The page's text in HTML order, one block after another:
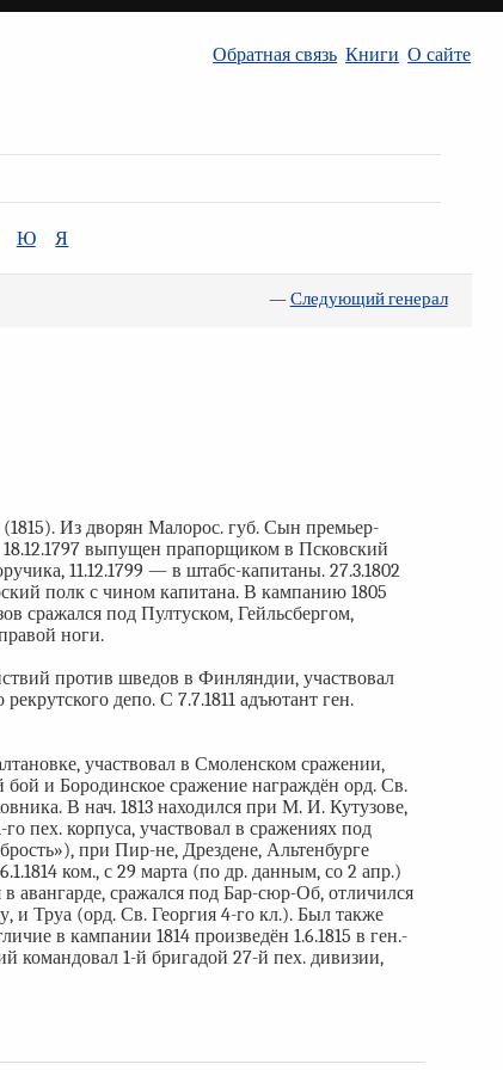
Обратная связь Книги О сайте
Ю Я
—Следующий генерал
Из дворян Малорос. губ. Сын премьер-
выпущен прапорщиком в Псковский
11.12.1799 — в штабс-капитаны. 27.3.1802
полк с чином капитана. В кампанию 1805
сражался под Пултуском, Гейльсбергом,
ноги.
против шведов в Финляндии, участвовал
депо. С 7.7.1811 адъютант ген.
участвовал в Смоленском сражении,
и Бородинское сражение награждён орд. Св.
В нач. 1813 находился при М. И. Кутузове,
пех. корпуса, участвовал в сражениях под
при Пир-не, Дрездене, Альтенбурге
ком., с 29 марта (по др. данным, со 2 апр.)
авангарде, сражался под Бар-сюр-Об, отличился
и Труа (орд. Св. Георгия 4-го кл.). Был также
в кампании 1814 произведён 1.6.1815 в ген.-
командовал 1-й бригадой 27-й пех. дивизии,